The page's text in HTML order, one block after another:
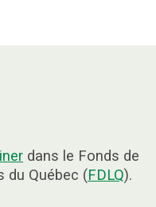
dans le Fonds de
du Québec (FDLQ).